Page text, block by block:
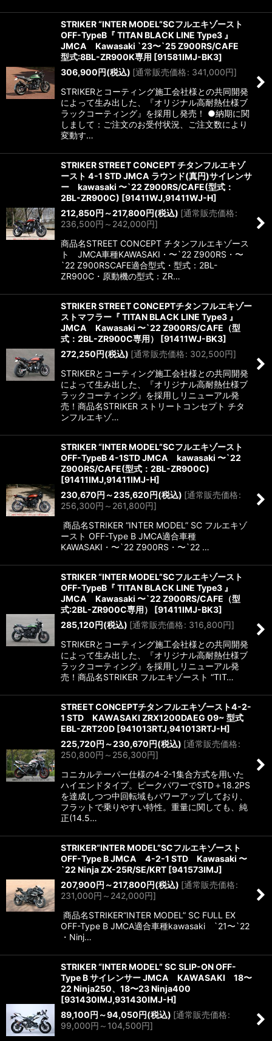
STRIKER “INTER MODEL”SCフルエキゾースト
OFF-TypeB『 TITAN BLACK LINE Type3 』
JMCA Kawasaki `23〜`25 Z900RS/CAFE
型式:8BL-ZR900K専用 [91581IMJ-BK3]
306,900円(税込) [通常販売価格: 341,000円]
STRIKERとコーティング施工会社様との共同開発
によって生み出した、『オリジナル高耐熱仕様ブ
ラックコーティング』を採用し発売！ ●納期に関
しまして：ご注文のお受付状況、ご注文数により
変動す…
STRIKER STREET CONCEPT チタンフルエキゾ
ースト 4-1 STD JMCA ラウンド(真円)サイレンサ
ー kawasaki 〜`22 Z900RS/CAFE(型式：
2BL-ZR900C) [91411WJ,91411WJ-H]
212,850円 ～217,800円(税込) [通常販売価格:
236,500円 ～242,000円]
商品名STREET CONCEPT チタンフルエキゾース
ト JMCA車種KAWASAKI・〜`22 Z900RS・〜
`22 Z900RSCAFE適合型式・型式：2BL-
ZR900C・原動機の型式：ZR…
STRIKER STREET CONCEPTチタンフルエキゾー
ストマフラー『 TITAN BLACK LINE Type3 』
JMCA Kawasaki 〜`22 Z900RS/CAFE（型
式：2BL-ZR900C専用）
[91411WJ-BK3]
272,250円(税込) [通常販売価格: 302,500円]
STRIKERとコーティング施工会社様との共同開発
によって生み出した、『オリジナル高耐熱仕様ブ
ラックコーティング』を採用しリニューアル発
売！商品名STRIKER ストリートコンセプト チタ
ンフルエキゾ…
STRIKER “INTER MODEL”SCフルエキゾースト
OFF-TypeB 4-1STD JMCA kawasaki 〜`22
Z900RS/CAFE(型式：2BL-ZR900C)
[91411IMJ,91411IMJ-H]
230,670円 ～235,620円(税込) [通常販売価格:
256,300円 ～261,800円]
商品名STRIKER “INTER MODEL” SC フルエキゾ
ースト OFF-Type B JMCA適合車種
KAWASAKI・〜`22 Z900RS・〜`22 …
STRIKER “INTER MODEL”SCフルエキゾースト
OFF-TypeB『 TITAN BLACK LINE Type3 』
JMCA Kawasaki 〜`22 Z900RS/CAFE（型
式:2BL-ZR900C専用）
[91411IMJ-BK3]
285,120円(税込) [通常販売価格: 316,800円]
STRIKERとコーティング施工会社様との共同開発
によって生み出した、『オリジナル高耐熱仕様ブ
ラックコーティング』を採用しリニューアル発
売！商品名STRIKER フルエキゾースト “TIT…
STREET CONCEPTチタンフルエキゾースト4-2-
1 STD KAWASAKI ZRX1200DAEG 09~ 型式
EBL-ZRT20D [941013RTJ,941013RTJ-H]
225,720円 ～230,670円(税込) [通常販売価格:
250,800円 ～256,300円]
コニカルテーパー仕様の4-2-1集合方式を用いた
ハイエンドタイプ。ピークパワーでSTD＋18.2PS
を達成しつつ中回転域もパワーアップしており、
フラットで乗りやすい特性。重量に関しても、純
正(14.5…
STRIKER“INTER MODEL”SCフルエキゾースト
OFF-Type B JMCA 4-2-1 STD Kawasaki 〜
`22 Ninja ZX-25R/SE/KRT [941573IMJ]
207,900円 ～217,800円(税込) [通常販売価格:
231,000円 ～242,000円]
商品名STRIKER“INTER MODEL” SC FULL EX
OFF-Type B JMCA適合車種kawasaki `21〜`22
・Ninj…
STRIKER “INTER MODEL” SC SLIP-ON OFF-
Type B サイレンサー JMCA KAWASAKI 18〜
22 Ninja250、18〜23 Ninja400
[931430IMJ,931430IMJ-H]
89,100円 ～94,050円(税込) [通常販売価格:
99,000円 ～104,500円]